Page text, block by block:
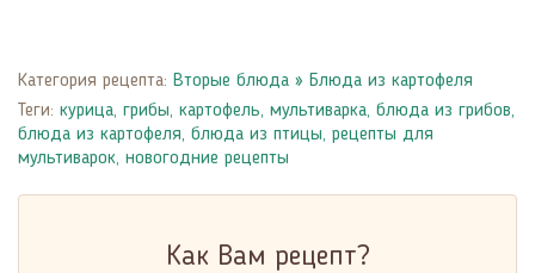
Категория рецепта: Вторые блюда » Блюда из картофеля
Теги: курица, грибы, картофель, мультиварка, блюда из грибов,
блюда из картофеля, блюда из птицы, рецепты для
мультиварок, новогодние рецепты
Как Вам рецепт?